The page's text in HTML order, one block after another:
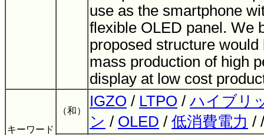
use as the smartphone
flexible OLED panel. We
proposed structure would
mass production of high
display at low cost
キーワード
（和）
IGZO / LTPO / ハイブリ
ン / OLED / 低消費電力 /